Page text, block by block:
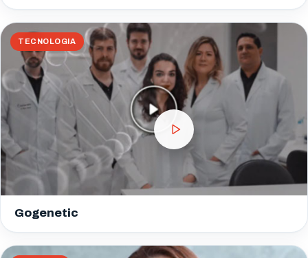
TECNOLOGIA
Gogenetic